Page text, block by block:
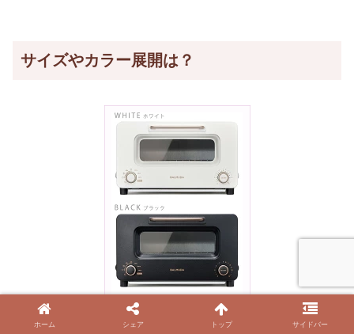
サイズやカラー展開は？
ホーム シェア トップ サイドバー